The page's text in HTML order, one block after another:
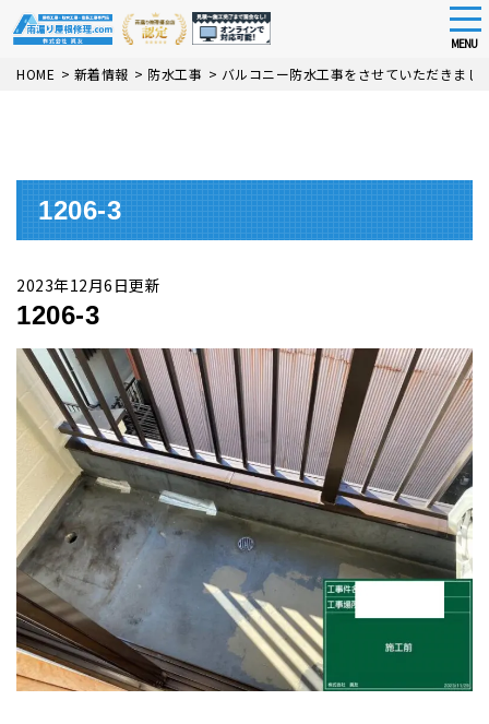
Skip
MENU
HOME > 新着情報 > 防水工事 > バルコニー防水工事をさせていただきまし
1206-3
2023年12月6日更新
1206-3